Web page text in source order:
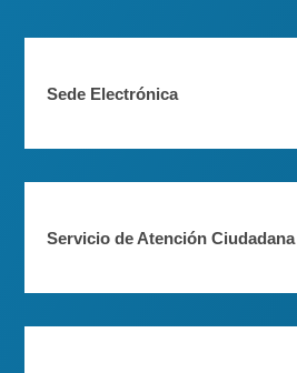
Sede Electrónica
Servicio de Atención Ciudadana